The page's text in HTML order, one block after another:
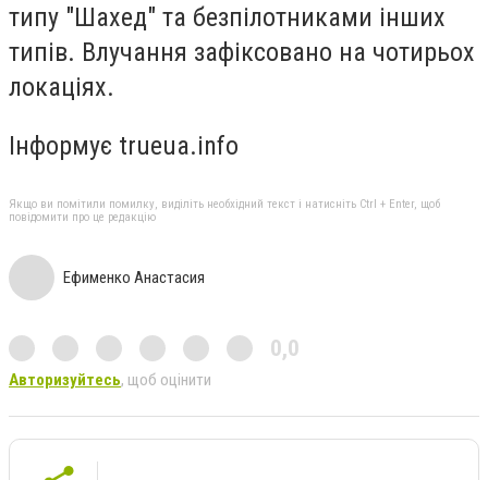
типу "Шахед" та безпілотниками інших
типів. Влучання зафіксовано на чотирьох
локаціях.
Інформує trueua.info
Якщо ви помітили помилку, виділіть необхідний текст і натисніть Ctrl + Enter, щоб
повідомити про це редакцію
Ефименко Анастасия
0,0
Авторизуйтесь, щоб оцінити